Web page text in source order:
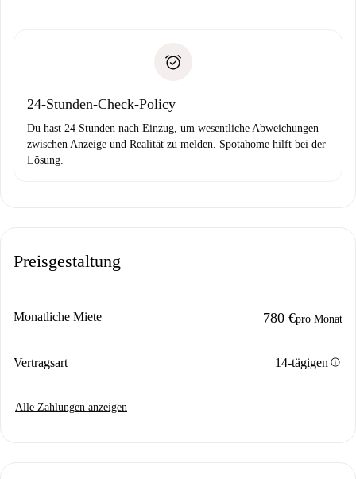
24-Stunden-Check-Policy
Du hast 24 Stunden nach Einzug, um wesentliche Abweichungen
zwischen Anzeige und Realität zu melden. Spotahome hilft bei der
Lösung.
Preisgestaltung
Monatliche Miete 780 €pro Monat
Vertragsart 14-tägigen info
Alle Zahlungen anzeigen